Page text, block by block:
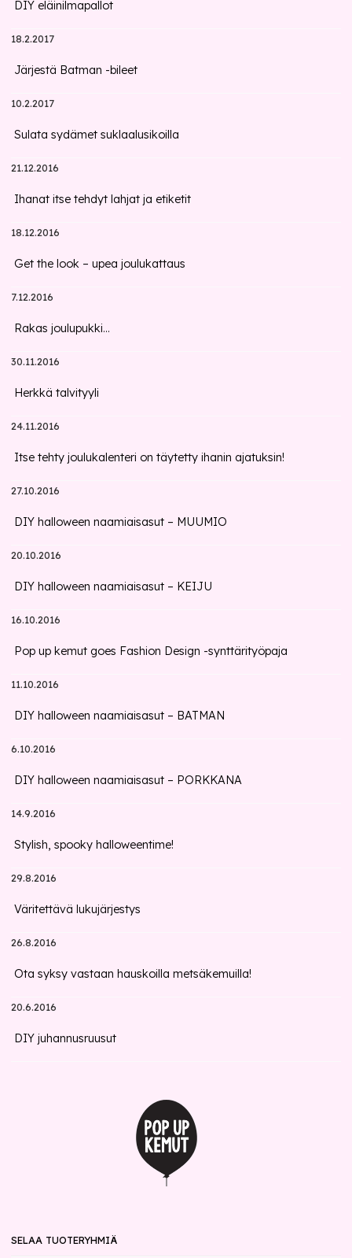
DIY eläinilmapallot
18.2.2017
Järjestä Batman -bileet
10.2.2017
Sulata sydämet suklaalusikoilla
21.12.2016
Ihanat itse tehdyt lahjat ja etiketit
18.12.2016
Get the look – upea joulukattaus
7.12.2016
Rakas joulupukki...
30.11.2016
Herkkä talvityyli
24.11.2016
Itse tehty joulukalenteri on täytetty ihanin ajatuksin!
27.10.2016
DIY halloween naamiaisasut – MUUMIO
20.10.2016
DIY halloween naamiaisasut – KEIJU
16.10.2016
Pop up kemut goes Fashion Design -synttärityöpaja
11.10.2016
DIY halloween naamiaisasut – BATMAN
6.10.2016
DIY halloween naamiaisasut – PORKKANA
14.9.2016
Stylish, spooky halloweentime!
29.8.2016
Väritettävä lukujärjestys
26.8.2016
Ota syksy vastaan hauskoilla metsäkemuilla!
20.6.2016
DIY juhannusruusut
SELAA TUOTERYHMIÄ